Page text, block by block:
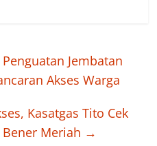
Jembatan
Akses Warga
Kasatgas Tito Cek
Meriah →